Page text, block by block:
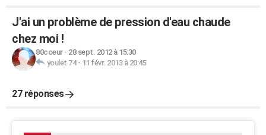
J'ai un problème de pression d'eau chaude
chez moi !
80coeur- 28 sept. 2012 à 15:30
youlet 74- 11 févr. 2013 à 20:45
27 réponses